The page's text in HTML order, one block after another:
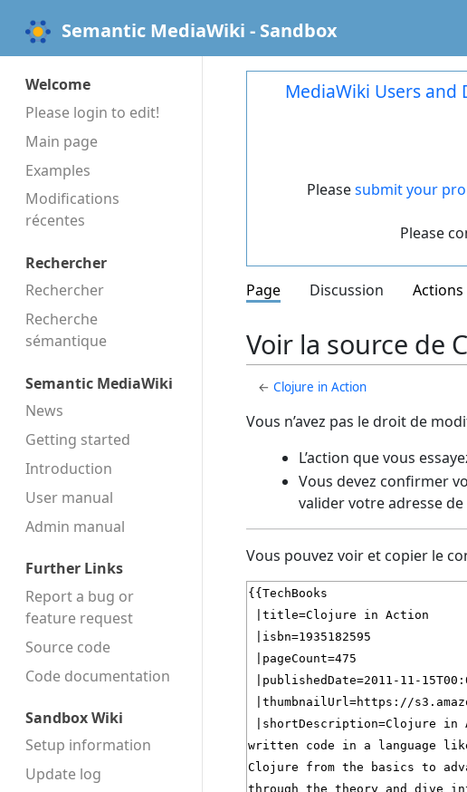
Semantic MediaWiki - Sandbox
Welcome
Please login to edit!
Main page
Examples
Modifications
récentes
Rechercher
Rechercher
Recherche
sémantique
Semantic MediaWiki
News
Getting started
Introduction
User manual
Admin manual
Further Links
Report a bug or
feature request
Source code
Code docu­mentation
Sandbox Wiki
Setup information
Update log
MediaWiki Users and
Pleasesubmit your
Please
Page Discussion Actions
Voir la source de
←Clojure in Action
Vous n’avez pas le droit de
L’action que vous
Vous devez confirmer
valider votre adresse
Vous pouvez voir et copier le